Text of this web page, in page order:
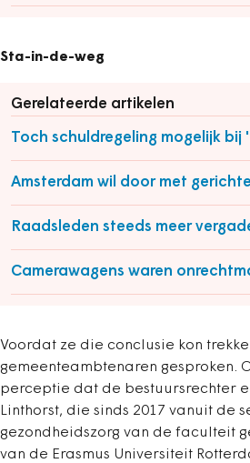
Sta-in-de-weg
Gerelateerde artikelen
Toch schuldregeling mogelijk
Amsterdam wil door met
Raadsleden steeds meer
Camerawagens waren
Voordat ze die conclusie kon
gemeenteambtenaren gesproken.
perceptie dat de bestuursrechter
Linthorst, die sinds 2017 vanuit de
gezondheidszorg van de faculteit
van de Erasmus Universiteit